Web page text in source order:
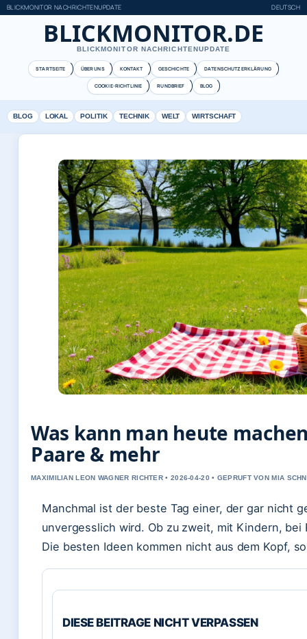
BLICKMONITOR NACHRICHTENUPDATE DEUTSCH
BLICKMONITOR.DE
BLICKMONITOR NACHRICHTENUPDATE
STARTSEITE ÜBER UNS KONTAKT GESCHICHTE DATENSCHUTZERKLÄRUNG
COOKIE-RICHTLINIE RUNDBRIEF BLOG
BLOG LOKAL POLITIK TECHNIK WELT WIRTSCHAFT
Was kann man heute
Paare & mehr
MAXIMILIAN LEON WAGNER RICHTER • 2026-04-20 • GEPRUFT VON MIA
Manchmal ist der beste Tag einer, der gar nicht
unvergesslich wird. Ob zu zweit, mit Kindern,
Die besten Ideen kommen nicht aus dem Kopf,
DIESE BEITRAGE NICHT VERPASSEN